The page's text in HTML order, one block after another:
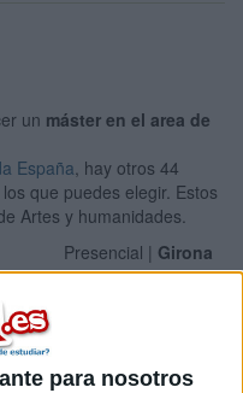
para nosotros
un máster en el area de
España, hay otros 44
que puedes elegir. Estos
Artes y humanidades.
Presencial | Girona
Pública)